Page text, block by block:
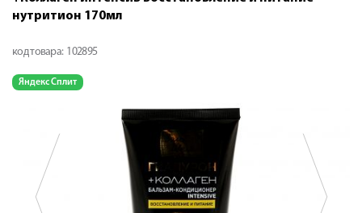
нутритион 170мл
код товара: 102895
Яндекс Сплит